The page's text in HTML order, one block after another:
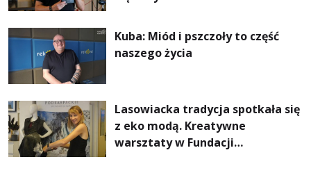
Kuba: Miód i pszczoły to część
naszego życia
Lasowiacka tradycja spotkała się
z eko modą. Kreatywne
warsztaty w Fundacji